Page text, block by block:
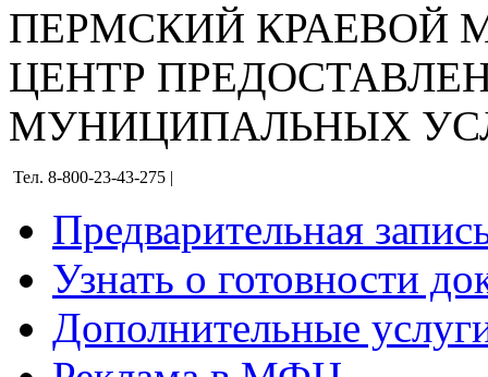
ПЕРМСКИЙ КРАЕВОЙ
ЦЕНТР
МУНИЦИПАЛЬНЫХ
Тел. 8-800-23-43-275 |
Предварительная
Узнать о готовности
Дополнительные